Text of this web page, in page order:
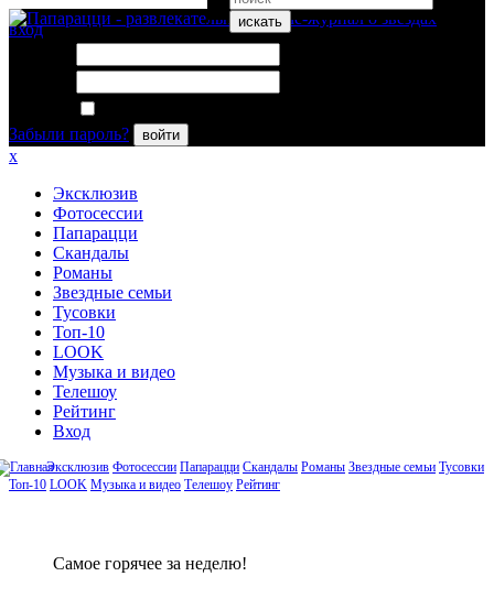
искать
вход
Забыли пароль?
войти
x
Эксклюзив
Фотосессии
Папарацци
Скандалы
Романы
Звездные семьи
Тусовки
Топ-10
LOOK
Музыка и видео
Телешоу
Рейтинг
Вход
Эксклюзив Фотосессии Папарацци Скандалы Романы Звездные семьи Тусовки
Топ-10 LOOK Музыка и видео Телешоу Рейтинг
Сaмое гoрячее за неделю!